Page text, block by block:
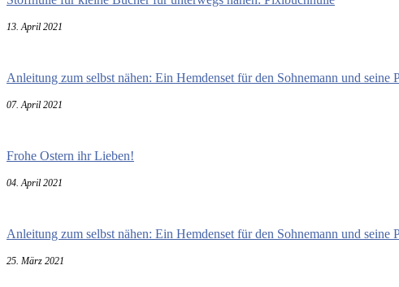
13. April 2021
Anleitung zum selbst nähen: Ein Hemdenset für den Sohnemann und seine
07. April 2021
Frohe Ostern ihr Lieben!
04. April 2021
Anleitung zum selbst nähen: Ein Hemdenset für den Sohnemann und seine
25. März 2021